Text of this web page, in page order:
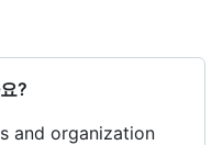
?
and organization